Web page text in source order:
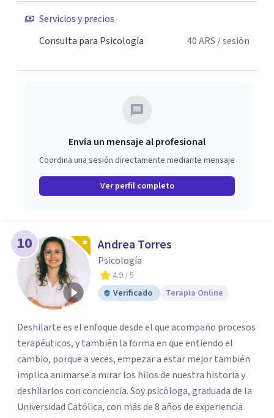
Servicios y precios
Consulta para Psicología
40ARS / sesión
Envía un mensaje al profesional
Coordina una sesión directamente mediante mensaje
Ver perfil completo
10 Andrea Torres
Psicología
4.9/ 5
Verificado
Terapia Online
Deshilarte es el enfoque desde el que acompaño procesos
terapéuticos, y también la forma en que entiendo el
cambio, porque a veces, empezar a estar mejor también
implica animarse a mirar los hilos de nuestra historia y
deshilarlos con conciencia. Soy psicóloga, graduada de la
Universidad Católica, con más de 8 años de experiencia